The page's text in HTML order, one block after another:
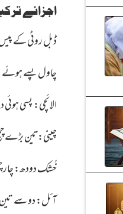
اجزائے
ڈبل روٹی کے پیس: 2
چاول پسے
الائچی: پسی
چینی:تین بڑے
خُشک دودھ:
آئل: دو سے